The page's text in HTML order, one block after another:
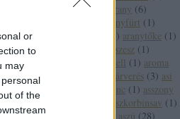
or
to
may
of the
apeh arany (6)
aranyfürt ( 1 )
) aranytőke ( 1 )
arcszesz ( 1 )
árkartell ( 1 ) aroma
(
árverés (3) asi
assisi szent ferenc ( 1 ) asszony
aszkorbinsav ( 1 )
asztala
aszú (28)